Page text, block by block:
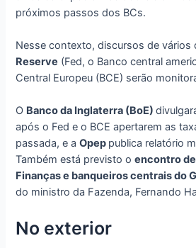
próximos passos dos BCs.
Nesse contexto, discursos de vários
Reserve (Fed, o Banco central
Central Europeu (BCE) serão
O Banco da Inglaterra (BoE)
após o Fed e o BCE apertarem as
passada, e aOpep publica relatório
Também está previsto oencontro
Finanças e banqueiros centrais do
do ministro da Fazenda, Fernando
No exterior